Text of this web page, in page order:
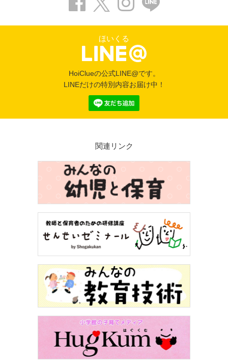
ほいくる
HoiClueの公式LINE@です。
LINEだけの特別内容お届け中！
関連リンク